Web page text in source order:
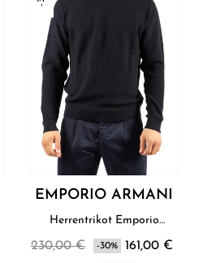
EMPORIO ARMANI
Herrentrikot Emporio
230,00 € -30% 161,00 €